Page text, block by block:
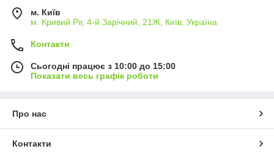
м. Київ
м. Кривий Ріг, 4-й Зарічний, 21Ж, Київ, Україна
Контакти
Сьогодні працює з 10:00 до 15:00
Показати весь графік роботи
Про нас
Контакти